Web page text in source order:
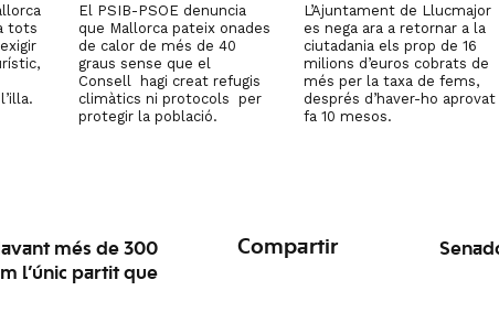
tots
El PSIB-PSOE denuncia
que Mallorca pateix onades
de calor de més de 40
graus sense que el
Consell hagi creat refugis
climàtics ni protocols per
protegir la població.
L’Ajuntament de Llucmajor
es nega ara a retornar a la
ciutadania els prop de 16
milions d’euros cobrats de
més per la taxa de fems,
després d’haver-ho aprovat
fa 10 mesos.
més de 300
l’únic partit que
Compartir